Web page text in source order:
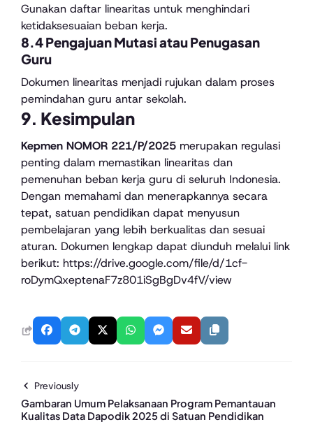
Gunakan daftar linearitas untuk menghindari
ketidaksesuaian beban kerja.
8.4 Pengajuan Mutasi atau Penugasan
Guru
Dokumen linearitas menjadi rujukan dalam proses
pemindahan guru antar sekolah.
9. Kesimpulan
Kepmen NOMOR 221/P/2025 merupakan regulasi
penting dalam memastikan linearitas dan
pemenuhan beban kerja guru di seluruh Indonesia.
Dengan memahami dan menerapkannya secara
tepat, satuan pendidikan dapat menyusun
pembelajaran yang lebih berkualitas dan sesuai
aturan. Dokumen lengkap dapat diunduh melalui link
berikut: https://drive.google.com/file/d/1cf-
roDymQxeptenaF7z801iSgBgDv4fV/view
Previously
Gambaran Umum Pelaksanaan Program Pemantauan
Kualitas Data Dapodik 2025 di Satuan Pendidikan